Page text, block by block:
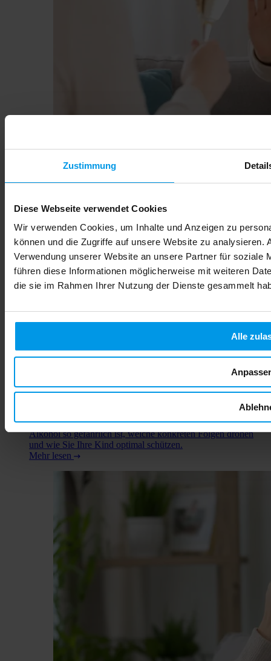
Zustimmung
Diese Webseite verwendet Cookies
Wir verwenden Cookies, um Inhalte und Anzeigen zu
können und die Zugriffe auf unsere Website zu analysieren.
Verwendung unserer Website an unsere Partner für soziale
führen diese Informationen möglicherweise mit weiteren
die sie im Rahmen Ihrer Nutzung der Dienste gesammelt
Alle
Alkohol in der Schwangerschaft: Risiken für Ihr Baby
Viele werdende Mütter fragen sich, ob ein Glas Sekt zum
Geburtstag oder ein Schluck Wein beim Essen wirklich
Freundeskreis und in sozialen Medien kursieren
unterschiedliche Meinungen. Manche behaupten, geringe
Mengen seien unbedenklich, andere warnen vor jeglichem
Konsum. Die medizinische Faktenlage ist eindeutig: Es gibt
beeinträchtigen. In diesem Artikel erfahren Sie, warum
Alkohol so gefährlich ist, welche konkreten Folgen drohen
und wie Sie Ihre Kind optimal schützen.
Mehr lesen